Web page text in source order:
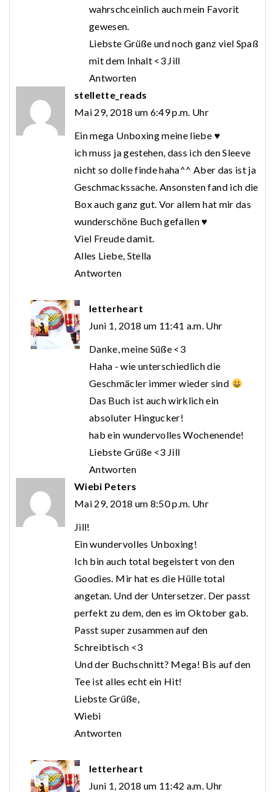
wahrschceinlich auch mein Favorit
gewesen.
Liebste Grüße und noch ganz viel Spaß
mit dem Inhalt <3 Jill
Antworten
stellette_reads
Mai 29, 2018 um 6:49 p.m. Uhr
Ein mega Unboxing meine liebe ♥
ich muss ja gestehen, dass ich den Sleeve
nicht so dolle finde haha^^ Aber das ist ja
Geschmackssache. Ansonsten fand ich die
Box auch ganz gut. Vor allem hat mir das
wunderschöne Buch gefallen ♥
Viel Freude damit.
Alles Liebe, Stella
Antworten
letterheart
Juni 1, 2018 um 11:41 a.m. Uhr
Danke, meine Süße <3
Haha - wie unterschiedlich die
Geschmäcler immer wieder sind
Das Buch ist auch wirklich ein
absoluter Hingucker!
hab ein wundervolles Wochenende!
Liebste Grüße <3 Jill
Antworten
Wiebi Peters
Mai 29, 2018 um 8:50 p.m. Uhr
Jill!
Ein wundervolles Unboxing!
Ich bin auch total begeistert von den
Goodies. Mir hat es die Hülle total
angetan. Und der Untersetzer. Der passt
perfekt zu dem, den es im Oktober gab.
Passt super zusammen auf den
Schreibtisch <3
Und der Buchschnitt? Mega! Bis auf den
Tee ist alles echt ein Hit!
Liebste Grüße,
Wiebi
Antworten
letterheart
Juni 1, 2018 um 11:42 a.m. Uhr